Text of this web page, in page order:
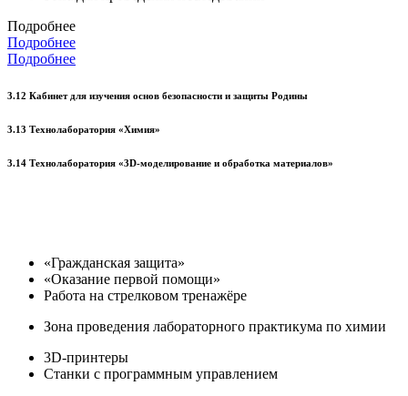
Подробнее
Подробнее
Подробнее
3.12 Кабинет для изучения основ безопасности и защиты Родины
3.13 Технолаборатория «Химия»
3.14 Технолаборатория «3D-моделирование и обработка материалов»
«Гражданская защита»
«Оказание первой помощи»
Работа на стрелковом тренажёре
Зона проведения лабораторного практикума по химии
3D-принтеры
Станки с программным управлением